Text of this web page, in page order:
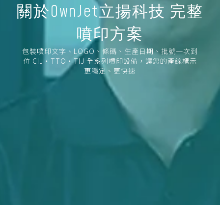
關於OwnJet立揚科技 完整
噴印方案
包裝噴印文字、LOGO、條碼、生產日期、批號一次到
位 CIJ・TTO・TIJ 全系列噴印設備，讓您的產線標示
更穩定、更快速